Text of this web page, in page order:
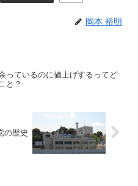
岡本 裕明
っているのに値上げするってど
と？
の歴史